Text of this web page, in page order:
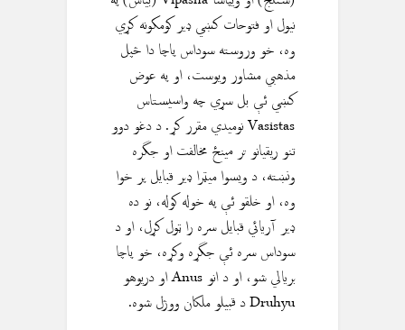
نیول او فتوحات کښي ډير کومکونه کړي
وه، خو وروسته سوداس پاچا دا څپل
مذهبي مشاور ويوست، او په عوض
کښي ئې بل سړي چه واسیستاس
Vasistas نوميدي مقرر کړ. د دغو دوو
تنو ريقيانو تر مينځ مخالفت او جگره
ونښته، د ویسوا ميټرا ډير قبایل پر خوا
وه، او خلقو ئې په خوله کوله، نو ده
ډير آريائي قبايل سره را ټول کړل، او د
سوداس سره ئې جگړه وکړه، خو پاچا
بريالي شو، او د انو Anus او دريوهو
Druhyu د قبيلو ملكان ووژل شوه.